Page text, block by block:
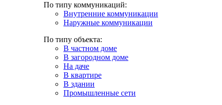
По типу коммуникаций:
Внутренние коммуникации
Наружные коммуникации
По типу объекта:
В частном доме
В загородном доме
На даче
В квартире
В здании
Промышленные сети